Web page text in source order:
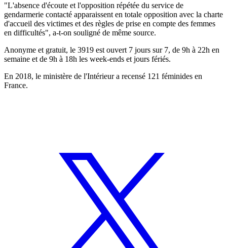
"L'absence d'écoute et l'opposition répétée du service de
gendarmerie contacté apparaissent en totale opposition avec la charte
d'accueil des victimes et des règles de prise en compte des femmes
en difficultés", a-t-on souligné de même source.
Anonyme et gratuit, le 3919 est ouvert 7 jours sur 7, de 9h à 22h en
semaine et de 9h à 18h les week-ends et jours fériés.
En 2018, le ministère de l'Intérieur a recensé 121 féminides en
France.